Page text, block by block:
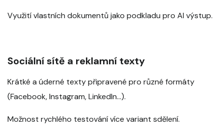
Využití vlastních dokumentů jako podkladu pro AI výstup.
Sociální sítě a reklamní texty
Krátké a úderné texty připravené pro různé formáty
(Facebook, Instagram, LinkedIn…).
Možnost rychlého testování více variant sdělení.